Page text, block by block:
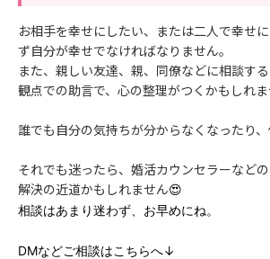
お相手を幸せにしたい、または二人で幸せ
ず自分が幸せでなければなりません。
また、親しい友達、親、同僚などに相談す
観点での助言で、心の整理がつくかもしれま
誰でも自分の気持ちが分からなくなったり、
それでも迷ったら、婚活カウンセラーなど
解決の近道かもしれません😍
相談はあまり迷わず、お早めにね。
DMなどご相談はこちらへ↓